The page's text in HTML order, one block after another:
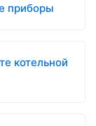
приборы
котельной